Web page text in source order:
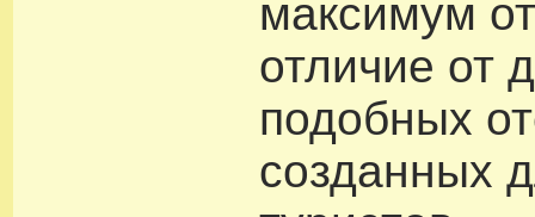
максимум
отличие от
подобных
созданных